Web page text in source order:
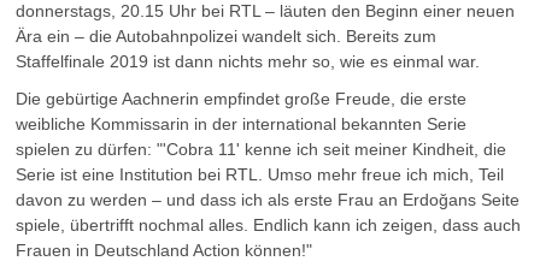
donnerstags, 20.15 Uhr bei RTL – läuten den Beginn einer neuen
Ära ein – die Autobahnpolizei wandelt sich. Bereits zum
Staffelfinale 2019 ist dann nichts mehr so, wie es einmal war.
Die gebürtige Aachnerin empfindet große Freude, die erste
weibliche Kommissarin in der international bekannten Serie
spielen zu dürfen: "'Cobra 11' kenne ich seit meiner Kindheit, die
Serie ist eine Institution bei RTL. Umso mehr freue ich mich, Teil
davon zu werden – und dass ich als erste Frau an Erdoğans Seite
spiele, übertrifft nochmal alles. Endlich kann ich zeigen, dass auch
Frauen in Deutschland Action können!"